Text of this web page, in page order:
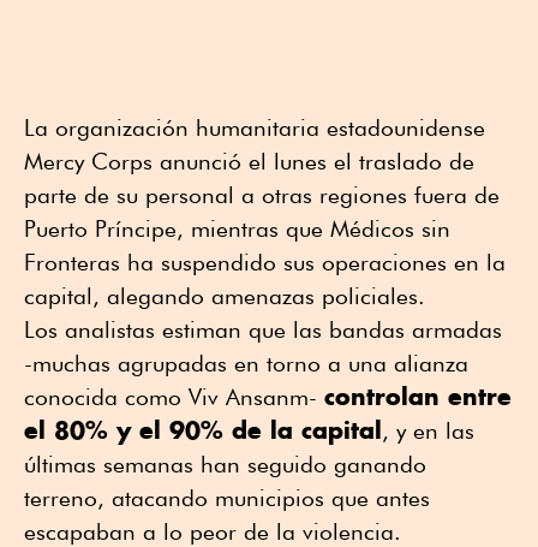
La organización humanitaria estadounidense
Mercy Corps anunció el lunes el traslado de
parte de su personal a otras regiones fuera de
Puerto Príncipe, mientras que Médicos sin
Fronteras ha suspendido sus operaciones en la
capital, alegando amenazas policiales.
Los analistas estiman que las bandas armadas
-muchas agrupadas en torno a una alianza
conocida como Viv Ansanm- controlan entre
el 80% y el 90% de la capital , y en las
últimas semanas han seguido ganando
terreno, atacando municipios que antes
escapaban a lo peor de la violencia.